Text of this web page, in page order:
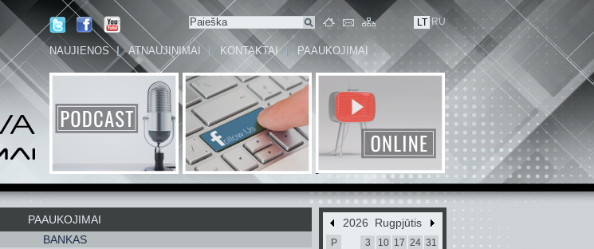
LT RU
NAUJIENOS ATNAUJINIMAI KONTAKTAI PAAUKOJIMAI
PAAUKOJIMAI
BANKAS
2026 Rugpjūtis
P
3
10 17 24 31